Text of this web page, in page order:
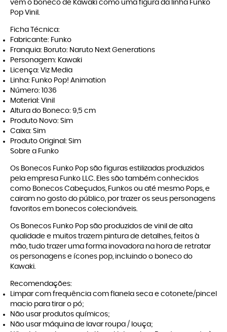
vem o boneco de Kawaki como uma figura da linha Funko
Pop Vinil.
Ficha Técnica:
Fabricante: Funko
Franquia: Boruto: Naruto Next Generations
Personagem: Kawaki
Licença: Viz Media
Linha: Funko Pop! Animation
Número: 1036
Material: Vinil
Altura do Boneco: 9,5 cm
Produto Novo: Sim
Caixa: Sim
Produto Original: Sim
Sobre a Funko
Os Bonecos Funko Pop são figuras estilizadas produzidos
pela empresa Funko LLC. Eles são também conhecidos
como Bonecos Cabeçudos, Funkos ou até mesmo Pops, e
cairam no gosto do público, por trazer os seus personagens
favoritos em bonecos colecionáveis.
Os Bonecos Funko Pop são produzidos de vinil de alta
qualidade e muitos trazem pintura de detalhes, feitos à
mão, tudo trazer uma forma inovadora na hora de retratar
os personagens e ícones pop, incluindo o boneco do
Kawaki.
Recomendações:
Limpar com frequência com flanela seca e cotonete/pincel
macio para tirar o pó;
Não usar produtos químicos;
Não usar máquina de lavar roupa / louça;